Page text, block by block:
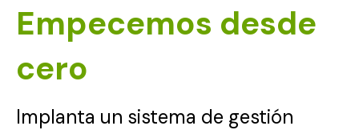
Empecemos desde
cero
Implanta un sistema de gestión